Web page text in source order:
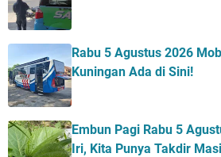
Rabu 5 Agustus 2026
Kuningan Ada di Sini!
Embun Pagi Rabu 5
Iri, Kita Punya Takdir